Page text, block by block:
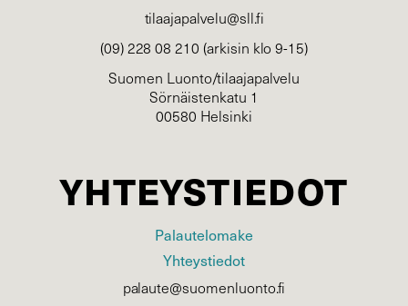
tilaajapalvelu@sll.fi
(09) 228 08 210 (arkisin klo 9-15)
Suomen Luonto/tilaajapalvelu
Sörnäistenkatu 1
00580 Helsinki
YHTEYSTIEDOT
Palautelomake
Yhteystiedot
palaute@suomenluonto.fi